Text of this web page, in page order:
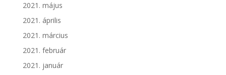
2021. május
2021. április
2021. március
2021. február
2021. január